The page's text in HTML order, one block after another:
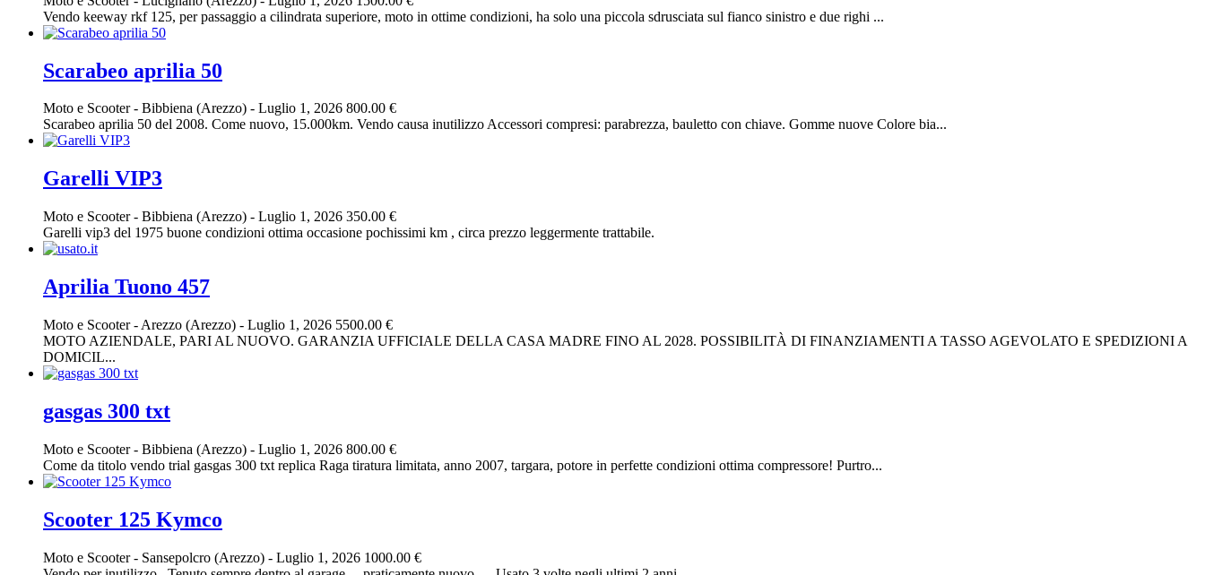
Vendo keeway rkf 125, per passaggio a cilindrata superiore, moto in ottime condizioni, ha solo una piccola sdrusciata sul fianco sinistro e due righi ...
Scarabeo aprilia 50
Moto e Scooter- Bibbiena (Arezzo) - Luglio 1, 2026 800.00 €
Scarabeo aprilia 50 del 2008. Come nuovo, 15.000km. Vendo causa inutilizzo Accessori compresi: parabrezza, bauletto con chiave. Gomme nuove Colore bia...
Garelli VIP3
Moto e Scooter- Bibbiena (Arezzo) - Luglio 1, 2026 350.00 €
Garelli vip3 del 1975 buone condizioni ottima occasione pochissimi km , circa prezzo leggermente trattabile.
Aprilia Tuono 457
Moto e Scooter- Arezzo (Arezzo) - Luglio 1, 2026 5500.00 €
MOTO AZIENDALE, PARI AL NUOVO. GARANZIA UFFICIALE DELLA CASA MADRE FINO AL 2028. POSSIBILITÀ DI FINANZIAMENTI A TASSO AGEVOLATO E SPEDIZIONI A
DOMICIL...
gasgas 300 txt
Moto e Scooter- Bibbiena (Arezzo) - Luglio 1, 2026 800.00 €
Come da titolo vendo trial gasgas 300 txt replica Raga tiratura limitata, anno 2007, targara, potore in perfette condizioni ottima compressore! Purtro...
Scooter 125 Kymco
Moto e Scooter- Sansepolcro (Arezzo) - Luglio 1, 2026 1000.00 €